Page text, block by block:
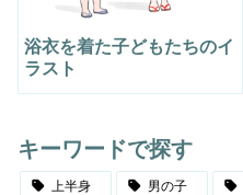
浴衣を着た子どもたちのイ
ラスト
キーワードで探す
上半身 男の子